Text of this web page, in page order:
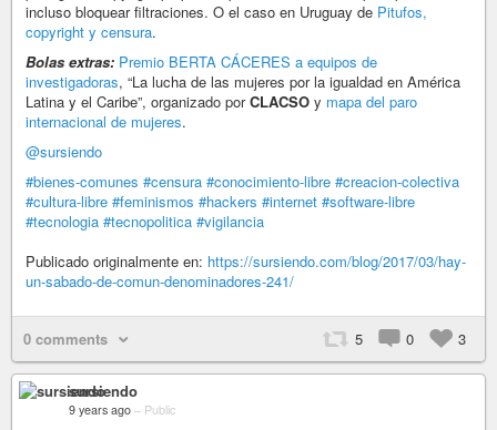
incluso bloquear filtraciones. O el caso en Uruguay de Pitufos,
copyright y censura.
Bolas extras: Premio BERTA CÁCERES a equipos de
investigadoras, “La lucha de las mujeres por la igualdad en América
Latina y el Caribe”, organizado porCLACSO y mapa del paro
internacional de mujeres.
@sursiendo
#bienes-comunes #censura #conocimiento-libre #creacion-colectiva
#cultura-libre #feminismos #hackers #internet #software-libre
#tecnologia #tecnopolitica #vigilancia
Publicado originalmente en: https://sursiendo.com/blog/2017/03/hay-
un-sabado-de-comun-denominadores-241/
0 comments 5 0 3
sursiendo
9 years ago – Public